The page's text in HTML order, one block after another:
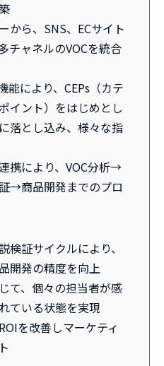
から、SNS、ECサイト
チャネルのVOCを統合
能により、CEPs（カテ
イント）をはじめとし
落とし込み、様々な指
携により、VOC分析→
→商品開発までのプロ
検証サイクルにより、
開発の精度を向上
て、個々の担当者が感
ている状態を実現
を改善しマーケティ